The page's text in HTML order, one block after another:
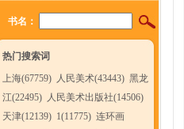
书名：
热门搜索词
上海(67759) 人民美术(43443) 黑龙
江(22495) 人民美术出版社(14506)
天津(12139) 1(11775) 连环画